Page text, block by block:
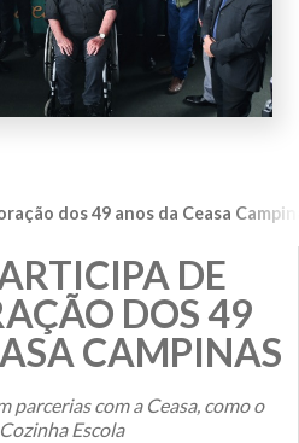
dos 49 anos da Ceasa
DE
DOS 49
CAMPINAS
parcerias com a Ceasa, como o
Escola